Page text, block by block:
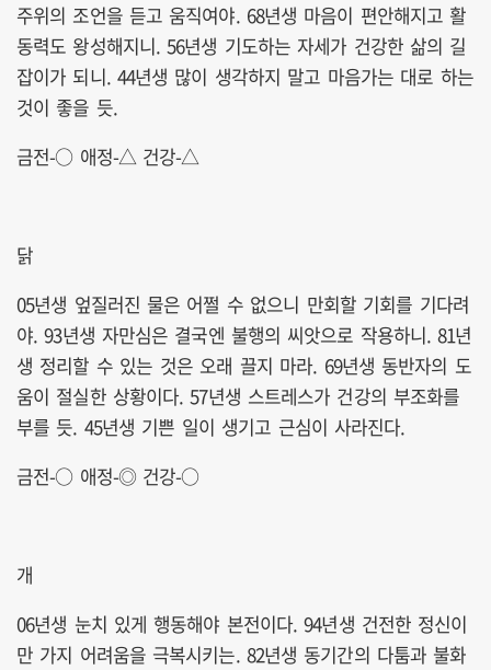
주위의 조언을 듣고 움직여야. 68년생 마음이 편안해지고 활
동력도 왕성해지니. 56년생 기도하는 자세가 건강한 삶의 길
잡이가 되니. 44년생 많이 생각하지 말고 마음가는 대로 하는
것이 좋을 듯.
금전-○ 애정-△ 건강-△
닭
05년생 엎질러진 물은 어쩔 수 없으니 만회할 기회를 기다려
야. 93년생 자만심은 결국엔 불행의 씨앗으로 작용하니. 81년
생 정리할 수 있는 것은 오래 끌지 마라. 69년생 동반자의 도
움이 절실한 상황이다. 57년생 스트레스가 건강의 부조화를
부를 듯. 45년생 기쁜 일이 생기고 근심이 사라진다.
금전-○ 애정-◎ 건강-○
개
06년생 눈치 있게 행동해야 본전이다. 94년생 건전한 정신이
만 가지 어려움을 극복시키는. 82년생 동기간의 다툼과 불화